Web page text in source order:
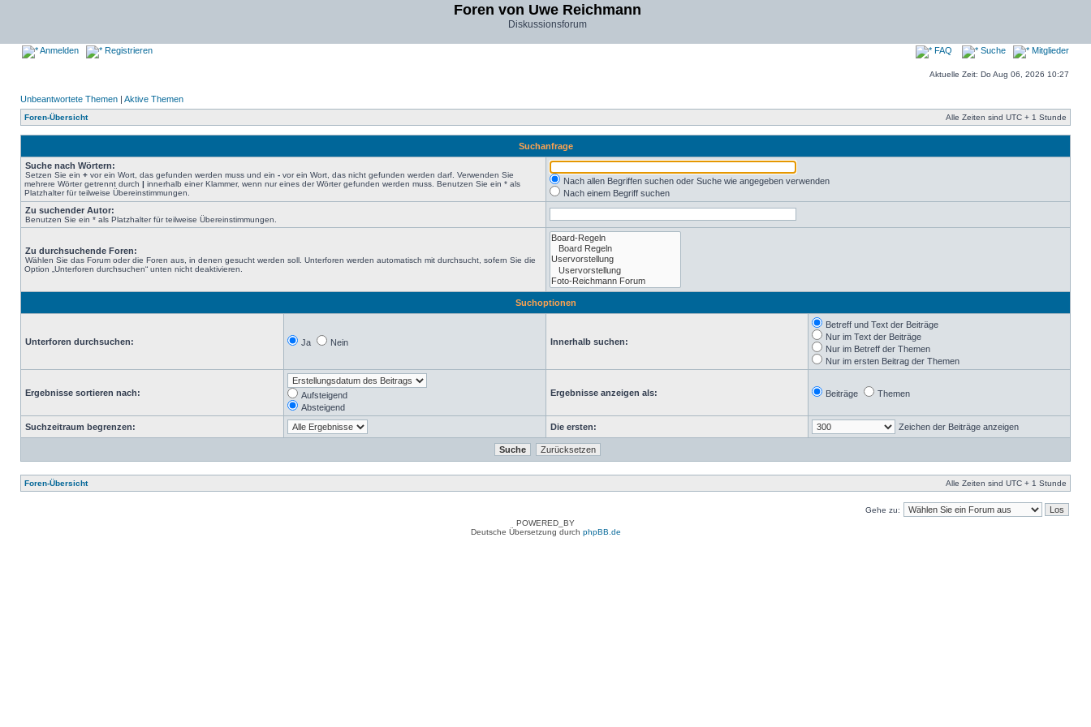
Foren von Uwe Reichmann
Diskussionsforum
Anmelden Registrieren FAQ Suche Mitglieder
Aktuelle Zeit: Do Aug 06, 2026 10:27
Unbeantwortete Themen | Aktive Themen
Foren-Übersicht Alle Zeiten sind UTC + 1 Stunde
Suchanfrage
Suche nach Wörtern:
Setzen Sie ein + vor ein Wort, das gefunden werden muss und ein - vor ein Wort, das nicht gefunden werden darf. Verwenden Sie
mehrere Wörter getrennt durch | innerhalb einer Klammer, wenn nur eines der Wörter gefunden werden muss. Benutzen Sie ein * als
Platzhalter für teilweise Übereinstimmungen.
Nach allen Begriffen suchen oder Suche wie angegeben verwenden
Nach einem Begriff suchen
Zu suchender Autor:
Benutzen Sie ein * als Platzhalter für teilweise Übereinstimmungen.
Zu durchsuchende Foren:
Wählen Sie das Forum oder die Foren aus, in denen gesucht werden soll. Unterforen werden automatisch mit durchsucht, sofern Sie die
Option „Unterforen durchsuchen“ unten nicht deaktivieren.
Suchoptionen
Unterforen durchsuchen: Ja Nein Innerhalb suchen:
Betreff und Text der Beiträge
Nur im Text der Beiträge
Nur im Betreff der Themen
Nur im ersten Beitrag der Themen
Ergebnisse sortieren nach:
Aufsteigend
Absteigend
Ergebnisse anzeigen als: Beiträge Themen
Suchzeitraum begrenzen: Die ersten: Zeichen der Beiträge anzeigen
Foren-Übersicht Alle Zeiten sind UTC + 1 Stunde
Gehe zu:
POWERED_BY
Deutsche Übersetzung durch phpBB.de